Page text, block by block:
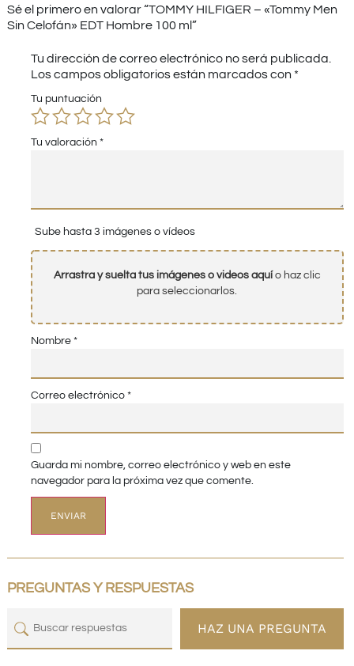
Sé el primero en valorar “TOMMY HILFIGER – «Tommy Men
Sin Celofán» EDT Hombre 100 ml”
Tu dirección de correo electrónico no será publicada.
Los campos obligatorios están marcados con *
Tu puntuación
Tu valoración *
Sube hasta 3 imágenes o vídeos
Arrastra y suelta tus imágenes o videos aquío haz clic
para seleccionarlos.
Nombre *
Correo electrónico *
Guarda mi nombre, correo electrónico y web en este
navegador para la próxima vez que comente.
PREGUNTAS Y RESPUESTAS
HAZ UNA PREGUNTA